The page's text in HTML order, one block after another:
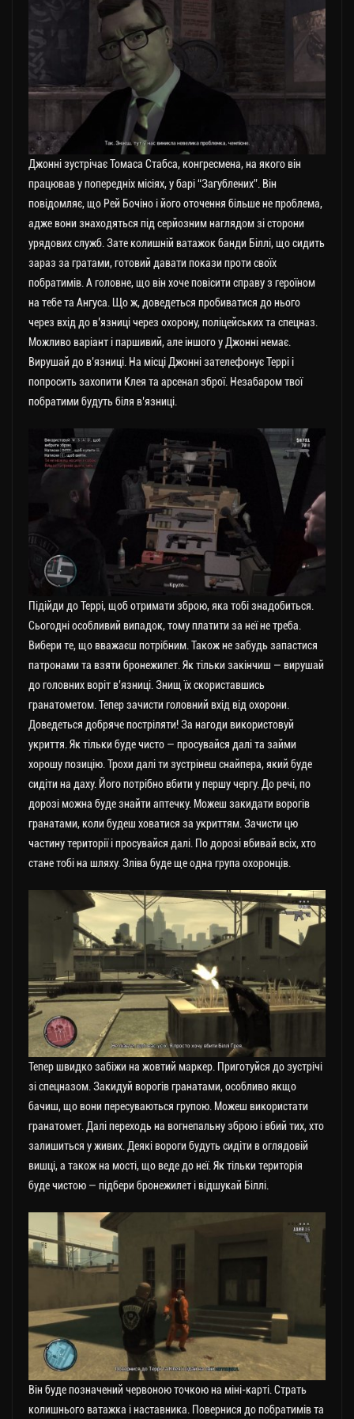
Джонні зустрічає Томаса Стабса, конгресмена, на якого він
працював у попередніх місіях, у барі “Загублених”. Він
повідомляє, що Рей Бочіно і його оточення більше не проблема,
адже вони знаходяться під серйозним наглядом зі сторони
урядових служб. Зате колишній ватажок банди Біллі, що сидить
зараз за гратами, готовий давати покази проти своїх
побратимів. А головне, що він хоче повісити справу з героїном
на тебе та Ангуса. Що ж, доведеться пробиватися до нього
через вхід до в’язниці через охорону, поліцейських та спецназ.
Можливо варіант і паршивий, але іншого у Джонні немає.
Вирушай до в’язниці. На місці Джонні зателефонує Террі і
попросить захопити Клея та арсенал зброї. Незабаром твої
побратими будуть біля в’язниці.
Підійди до Террі, щоб отримати зброю, яка тобі знадобиться.
Сьогодні особливий випадок, тому платити за неї не треба.
Вибери те, що вважаєш потрібним. Також не забудь запастися
патронами та взяти бронежилет. Як тільки закінчиш — вирушай
до головних воріт в’язниці. Знищ їх скориставшись
гранатометом. Тепер зачисти головний вхід від охорони.
Доведеться добряче постріляти! За нагоди використовуй
укриття. Як тільки буде чисто — просувайся далі та займи
хорошу позицію. Трохи далі ти зустрінеш снайпера, який буде
сидіти на даху. Його потрібно вбити у першу чергу. До речі, по
дорозі можна буде знайти аптечку. Можеш закидати ворогів
гранатами, коли будеш ховатися за укриттям. Зачисти цю
частину території і просувайся далі. По дорозі вбивай всіх, хто
стане тобі на шляху. Зліва буде ще одна група охоронців.
Тепер швидко забіжи на жовтий маркер. Приготуйся до зустрічі
зі спецназом. Закидуй ворогів гранатами, особливо якщо
бачиш, що вони пересуваються групою. Можеш використати
гранатомет. Далі переходь на вогнепальну зброю і вбий тих, хто
залишиться у живих. Деякі вороги будуть сидіти в оглядовій
вишці, а також на мості, що веде до неї. Як тільки територія
буде чистою — підбери бронежилет і відшукай Біллі.
Він буде позначений червоною точкою на міні-карті. Страть
колишнього ватажка і наставника. Повернися до побратимів та